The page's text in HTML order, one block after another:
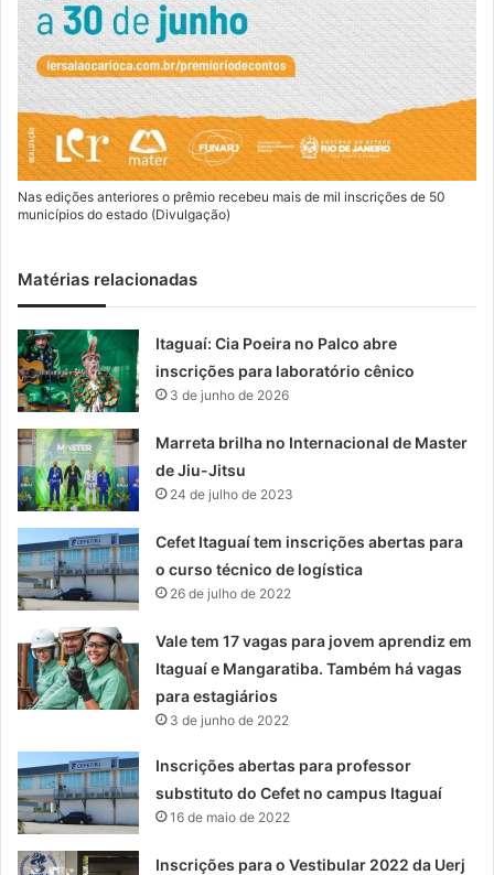
Nas edições anteriores o prêmio recebeu mais de mil inscrições de 50
municípios do estado (Divulgação)
Matérias relacionadas
Itaguaí: Cia Poeira no Palco abre
inscrições para laboratório cênico
3 de junho de 2026
Marreta brilha no Internacional de Master
de Jiu-Jitsu
24 de julho de 2023
Cefet Itaguaí tem inscrições abertas para
o curso técnico de logística
26 de julho de 2022
Vale tem 17 vagas para jovem aprendiz em
Itaguaí e Mangaratiba. Também há vagas
para estagiários
3 de junho de 2022
Inscrições abertas para professor
substituto do Cefet no campus Itaguaí
16 de maio de 2022
Inscrições para o Vestibular 2022 da Uerj